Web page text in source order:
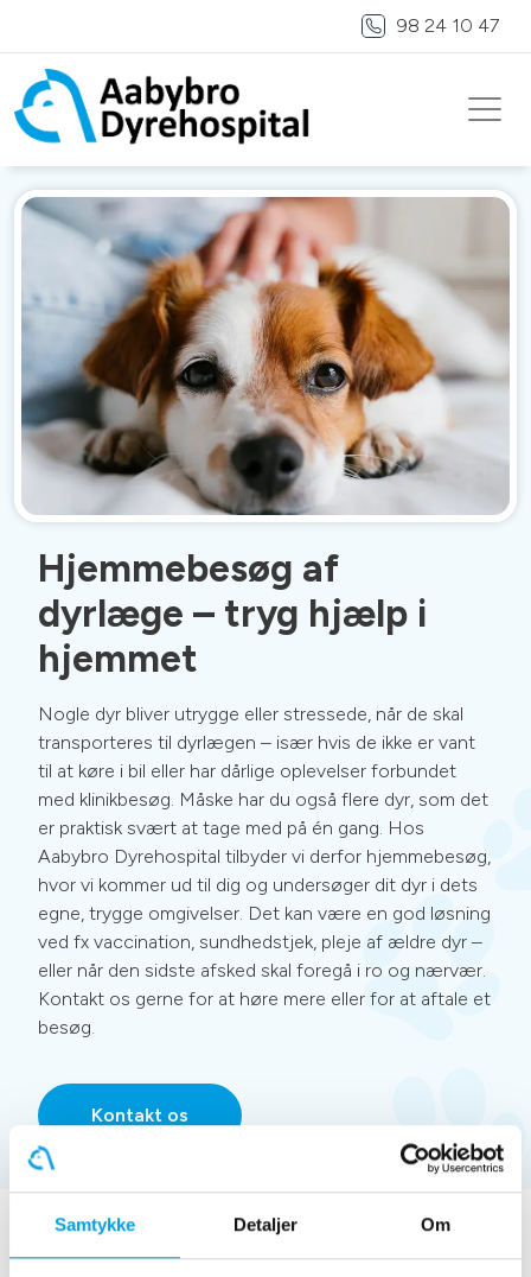
Samtykke Detaljer Om
98 24 10 47
Hjemmebesøg af
dyrlæge – tryg hjælp i
hjemmet
Nogle dyr bliver utrygge eller stressede, når de skal
transporteres til dyrlægen – især hvis de ikke er vant
til at køre i bil eller har dårlige oplevelser forbundet
med klinikbesøg. Måske har du også flere dyr, som det
er praktisk svært at tage med på én gang. Hos
Aabybro Dyrehospital tilbyder vi derfor hjemmebesøg,
hvor vi kommer ud til dig og undersøger dit dyr i dets
egne, trygge omgivelser. Det kan være en god løsning
ved fx vaccination, sundhedstjek, pleje af ældre dyr –
eller når den sidste afsked skal foregå i ro og nærvær.
Kontakt os gerne for at høre mere eller for at aftale et
besøg.
Kontakt os
Andre ydelser til hunde